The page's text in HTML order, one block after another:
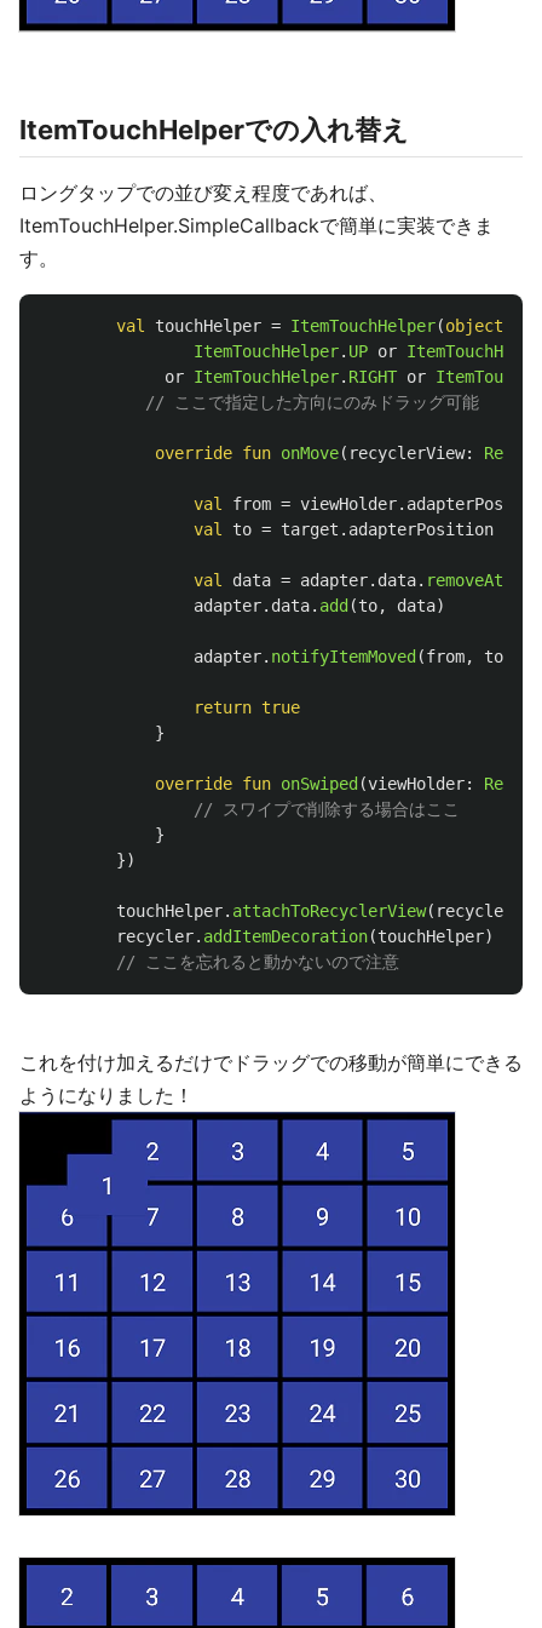
ItemTouchHelperでの入れ替え
ロングタップでの並び変え程度であれば、
ItemTouchHelper.SimpleCallbackで簡単に実装できま
す。
val touchHelper = ItemTouchHelper(object
ItemTouchHelper. UP or
or ItemTouchHelper. RIGHT or
// ここで指定した方向にのみドラッグ可能
override fun onMove( recyclerView:
val from = viewHolder.
val
to = target . adapterPosition
val data = adapter. data. removeAt
adapter. data. add (to, data)
adapter. notifyItemMoved (from, to
return true
}
override fun onSwiped (viewHolder:
// スワイプで削除する場合はここ
}
})
touchHelper. attachToRecyclerView( recycler
recycler. addItemDecoration(touchHelper)
// ここを忘れると動かないので注意
これを付け加えるだけでドラッグでの移動が簡単にできる
ようになりました！